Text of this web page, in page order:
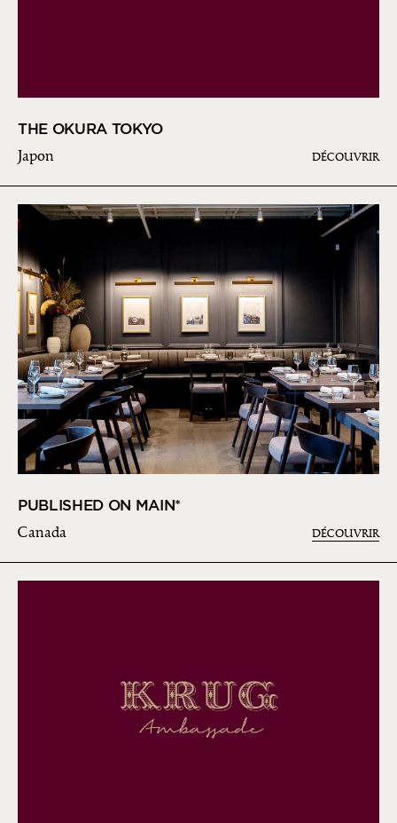
THE OKURA TOKYO
Japon DÉCOUVRIR
PUBLISHED ON MAIN*
Canada DÉCOUVRIR